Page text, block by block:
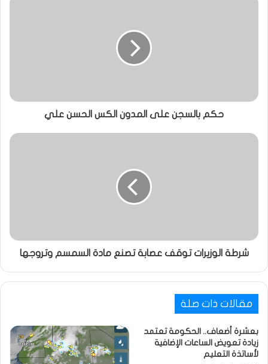
حكم بالسجن على المدون الكس الحسن علي
شرطة الوزيرات توقف عصابة تصنع مادة السمسم وتروجها
مقالات ذات صلة
بعشرة أضعاف.. الحكومة تعتمد
زيادة تعويض الساعات الإضافية
لأساتذة التعليم